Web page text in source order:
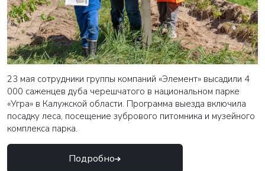
23 мая сотрудники группы компаний «Элемент» высадили 4
000 саженцев дуба черешчатого в национальном парке
«Угра» в Калужской области. Программа выезда включила
посадку леса, посещение зубрового питомника и музейного
комплекса парка.
Подробно